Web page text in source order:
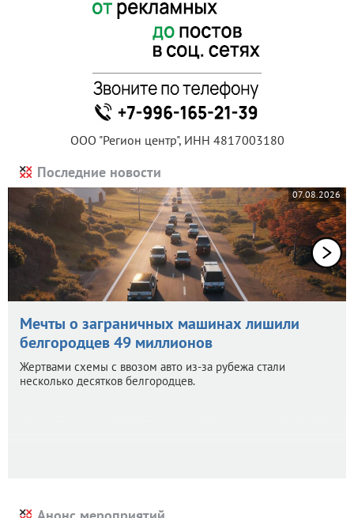
ООО "Регион центр", ИНН 4817003180
Последние новости
07.08.2026
Мечты о заграничных машинах лишили
белгородцев 49 миллионов
Жертвами схемы с ввозом авто из-за рубежа стали
несколько десятков белгородцев.